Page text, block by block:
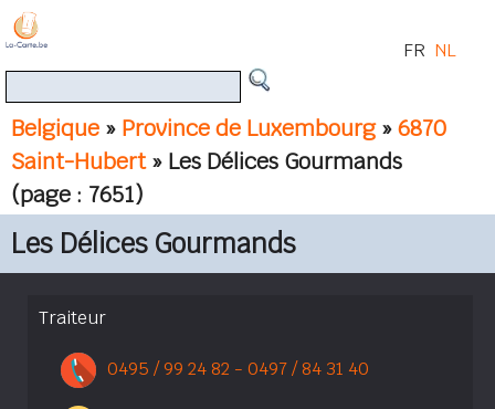
Belgique » Province de Luxembourg»6870
Saint-Hubert » Les Délices Gourmands
(page : 7651)
FR NL
Les Délices Gourmands
Traiteur
0495 / 99 24 82 - 0497 / 84 31 40